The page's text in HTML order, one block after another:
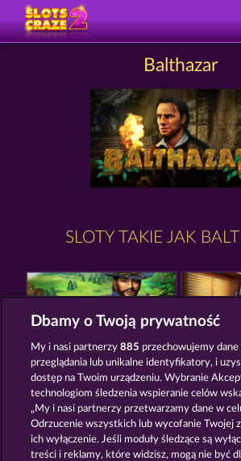
Balthazar
SLOTY TAKIE JAK
FORT BRAVE SECRET
Dbamy o Twoją prywatność
My i nasi partnerzy885 przechowujemy dane
przeglądania lub unikalne identyfikatory, i
dostęp na Twoim urządzeniu. Wybranie
technologiom śledzenia wspieranie celów
„My i nasi partnerzy przetwarzamy dane w
Odrzucenie wszystkich lub wycofanie Twojej
ich wyłączenie. Jeśli moduły śledzące są
treści i reklamy, które widzisz, mogą nie być